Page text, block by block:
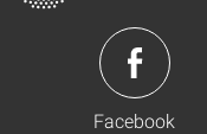
Facebook